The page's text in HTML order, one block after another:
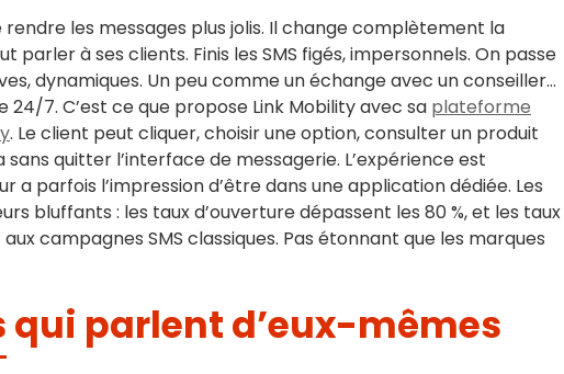
rendre les messages plus jolis. Il change complètement la
parler à ses clients. Finis les SMS figés, impersonnels. On passe
dynamiques. Un peu comme un échange avec un conseiller…
7. C’est ce que propose Link Mobility avec sa plateforme
. Le client peut cliquer, choisir une option, consulter un produit
quitter l’interface de messagerie. L’expérience est
a parfois l’impression d’être dans une application dédiée. Les
bluffants : les taux d’ouverture dépassent les 80 %, et les taux
campagnes SMS classiques. Pas étonnant que les marques
qui parlent d’eux-mêmes